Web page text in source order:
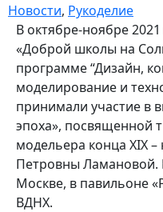
Новости, Рукоделие
В октябре-ноябре
«Доброй школы на
программе “Дизайн,
моделирование и
принимали участие в
эпоха», посвященной
модельера конца XIX
Петровны Ламановой.
Москве, в павильоне
ВДНХ.